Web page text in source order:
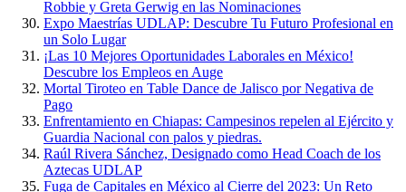
Robbie y Greta Gerwig en las Nominaciones
Expo Maestrías UDLAP: Descubre Tu Futuro Profesional en
un Solo Lugar
¡Las 10 Mejores Oportunidades Laborales en México!
Descubre los Empleos en Auge
Mortal Tiroteo en Table Dance de Jalisco por Negativa de
Pago
Enfrentamiento en Chiapas: Campesinos repelen al Ejército y
Guardia Nacional con palos y piedras.
Raúl Rivera Sánchez, Designado como Head Coach de los
Aztecas UDLAP
Fuga de Capitales en México al Cierre del 2023: Un Reto